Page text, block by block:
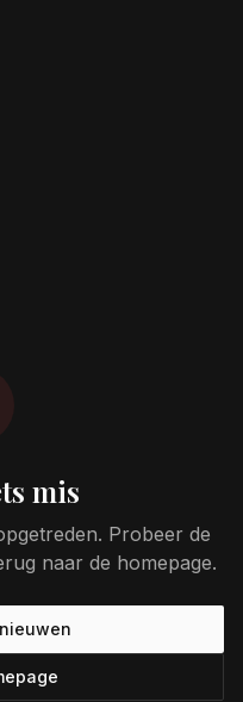
mis
Probeer de
naar de homepage.